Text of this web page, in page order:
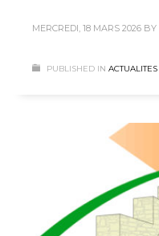
MERCREDI, 18 MARS 2026 BY
PUBLISHED IN ACTUALITES